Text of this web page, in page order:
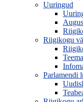
Uuringud
Riigikogu
Parlamendi